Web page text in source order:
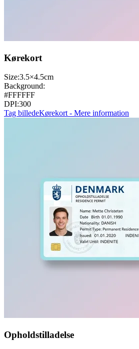
Kørekort
Size:3.5×4.5cm
Background:
#FFFFFF
DPI:300
Tag billedeKørekort - Mere information
Opholdstilladelse